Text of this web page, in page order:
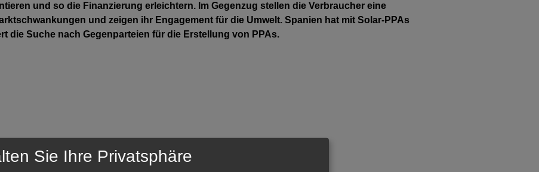
und so die Finanzierung erleichtern. Im Gegenzug stellen die Verbraucher eine
und zeigen ihr Engagement für die Umwelt. Spanien hat mit Solar-PPAs
die Suche nach Gegenparteien für die Erstellung von PPAs.
Sie Ihre Privatsphäre